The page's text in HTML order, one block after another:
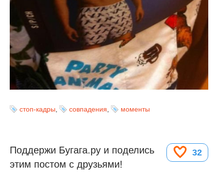
стоп-кадры совпадения моменты
32
Поддержи Бугага.ру и поделись
этим постом с друзьями!